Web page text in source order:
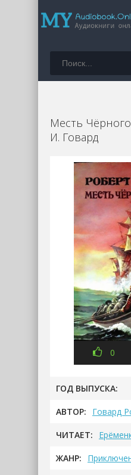
Месть
И. Говард
0
ГОД ВЫПУСКА:
АВТОР: Говард
ЧИТАЕТ:
ЖАНР: